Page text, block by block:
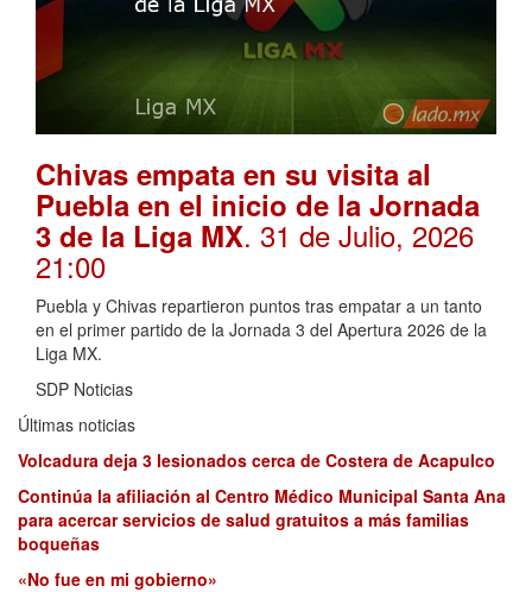
Chivas empata en su visita al
Puebla en el inicio de la Jornada
3 de la Liga MX. 31 de Julio, 2026
21:00
Puebla y Chivas repartieron puntos tras empatar a un tanto
en el primer partido de la Jornada 3 del Apertura 2026 de la
Liga MX.
SDP Noticias
Últimas noticias
Volcadura deja 3 lesionados cerca de Costera de Acapulco
Continúa la afiliación al Centro Médico Municipal Santa Ana
para acercar servicios de salud gratuitos a más familias
boqueñas
«No fue en mi gobierno»